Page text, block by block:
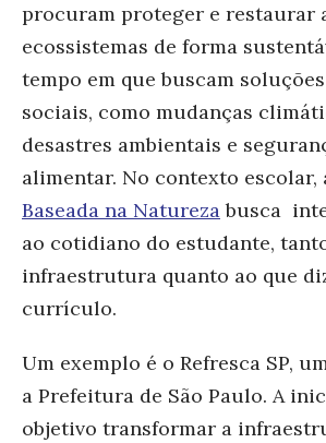
procuram proteger e restaurar
ecossistemas de forma
tempo em que buscam
sociais, como mudanças
desastres ambientais e
alimentar. No contexto escolar,
Baseada na Naturezabusca
ao cotidiano do estudante,
infraestrutura quanto ao que
currículo.
Um exemplo é o Refresca SP,
a Prefeitura de São Paulo. A
objetivo transformar a